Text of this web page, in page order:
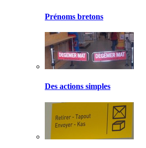
Prénoms bretons
Des actions simples